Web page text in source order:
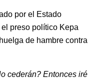
por el Estado
preso político Kepa
de hambre contra
cederán? Entonces iré